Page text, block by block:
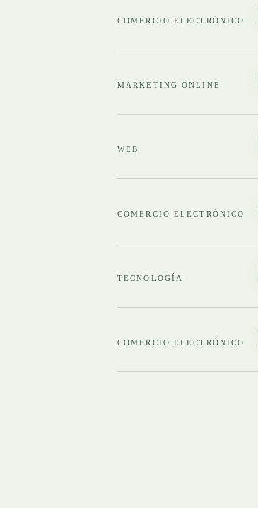
COMERCIO ELECTRÓNICO
MARKETING ONLINE
WEB
COMERCIO ELECTRÓNICO
TECNOLOGÍA
COMERCIO ELECTRÓNICO